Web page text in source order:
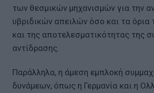
των θεσμικών μηχανισμών για την
υβριδικών απειλών όσο και τα όρια
και της αποτελεσματικότητας της
αντίδρασης.
Παράλληλα, η άμεση εμπλοκή
δυνάμεων, όπως η Γερμανία και η